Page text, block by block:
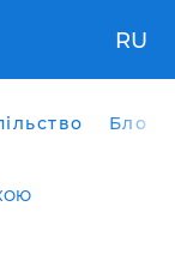
RU
Блоги